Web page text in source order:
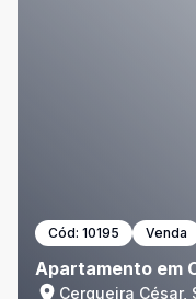
Cód: 10195 Venda
Apartamento em
Cerqueira César,